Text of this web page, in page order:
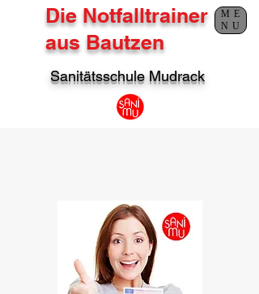
Die Notfalltrainer
aus Bautzen
Sanitätsschule Mudrack
ME
NU